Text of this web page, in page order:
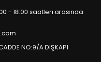
- 18:00 saatleri arasında
NO:9/A DIŞKAPI